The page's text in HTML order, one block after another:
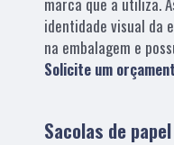
identidade visual da
na embalagem e
Solicite um
Sacolas de